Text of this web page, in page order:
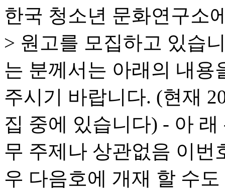
한국 청소년 문화연구소
> 원고를 모집하고 있습
는 분께서는 아래의 내용
주시기 바랍니다. (현재
집 중에 있습니다) - 아
무 주제나 상관없음 이번
우 다음호에 개재 할 수